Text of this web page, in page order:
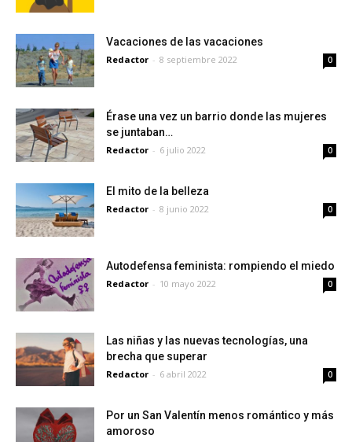
Vacaciones de las vacaciones
Redactor - 8 septiembre 2022 0
Érase una vez un barrio donde las mujeres
se juntaban…
Redactor - 6 julio 2022 0
El mito de la belleza
Redactor - 8 junio 2022 0
Autodefensa feminista: rompiendo el miedo
Redactor - 10 mayo 2022 0
Las niñas y las nuevas tecnologías, una
brecha que superar
Redactor - 6 abril 2022 0
Por un San Valentín menos romántico y más
amoroso